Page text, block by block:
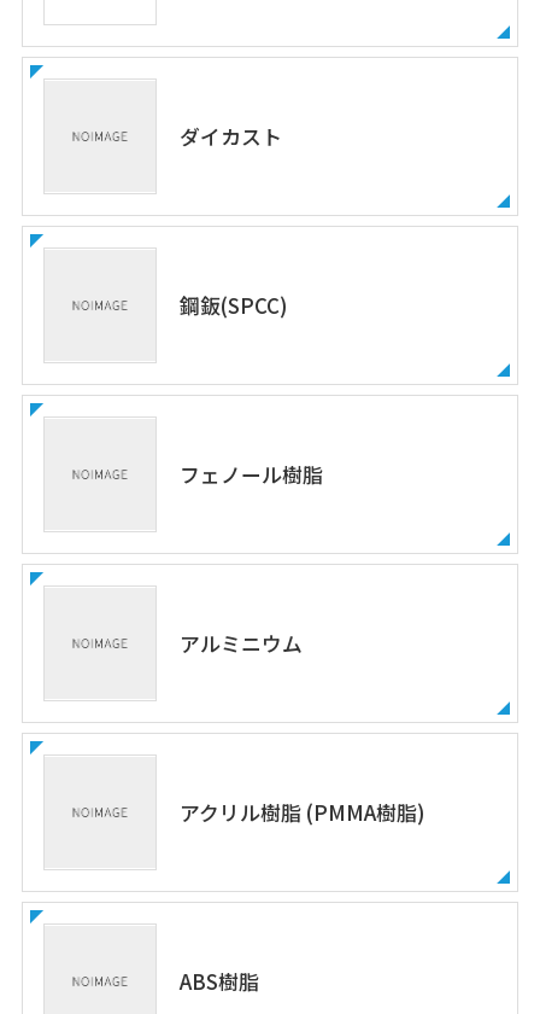
ダイカスト
鋼鈑(SPCC)
フェノール樹脂
アルミニウム
アクリル樹脂 (PMMA樹脂)
ABS樹脂